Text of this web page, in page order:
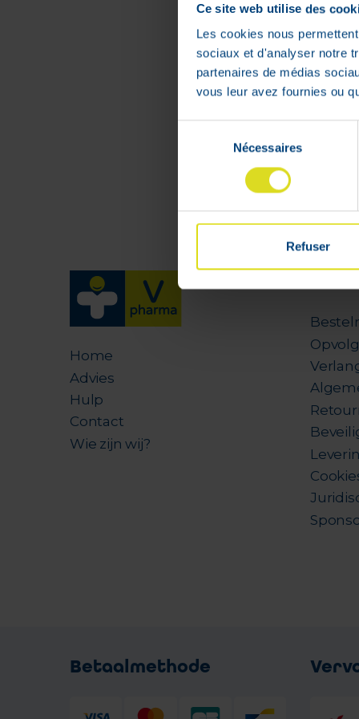
Ce site web utilise des
Les cookies nous
sociaux et d'analyser notre
partenaires de médias
vous leur avez fournies ou
consentement
Nécessaires
Refuser
:€54 99
€44,
Niet op
Home
Advies
Hulp
Contact
Wie zijn wij?
Betaalmethode